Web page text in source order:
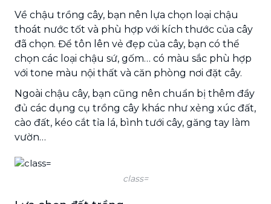
Về chậu trồng cây, bạn nên lựa chọn loại chậu
thoát nước tốt và phù hợp với kích thước của cây
đã chọn. Để tôn lên vẻ đẹp của cây, bạn có thể
chọn các loại chậu sứ, gốm… có màu sắc phù hợp
với tone màu nội thất và căn phòng nơi đặt cây.
Ngoài chậu cây, bạn cũng nên chuẩn bị thêm đầy
đủ các dụng cụ trồng cây khác như xẻng xúc đất,
cào đất, kéo cắt tỉa lá, bình tưới cây, găng tay làm
vườn…
class=